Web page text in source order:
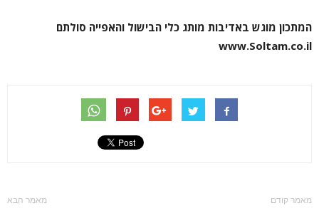
המתכון מוגש באדיבות מותג כלי הבישול והאפייה סולתם
www.Soltam.co.il
מאמר קודם מאמר הבא